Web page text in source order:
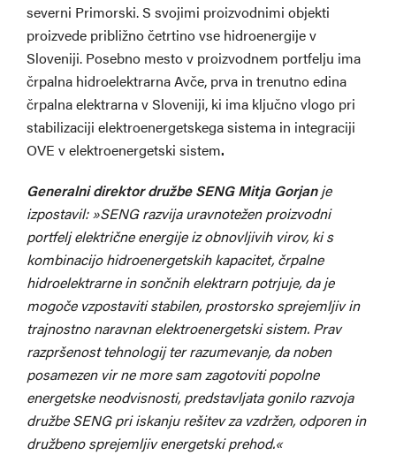
severni Primorski. S svojimi proizvodnimi objekti
proizvede približno četrtino vse hidroenergije v
Sloveniji. Posebno mesto v proizvodnem portfelju ima
črpalna hidroelektrarna Avče, prva in trenutno edina
črpalna elektrarna v Sloveniji, ki ima ključno vlogo pri
stabilizaciji elektroenergetskega sistema in integraciji
OVE v elektroenergetski sistem.
Generalni direktor družbe SENG Mitja Gorjanje
izpostavil: »SENG razvija uravnotežen proizvodni
portfelj električne energije iz obnovljivih virov, ki s
kombinacijo hidroenergetskih kapacitet, črpalne
hidroelektrarne in sončnih elektrarn potrjuje, da je
mogoče vzpostaviti stabilen, prostorsko sprejemljiv in
trajnostno naravnan elektroenergetski sistem. Prav
razpršenost tehnologij ter razumevanje, da noben
posamezen vir ne more sam zagotoviti popolne
energetske neodvisnosti, predstavljata gonilo razvoja
družbe SENG pri iskanju rešitev za vzdržen, odporen in
družbeno sprejemljiv energetski prehod.«